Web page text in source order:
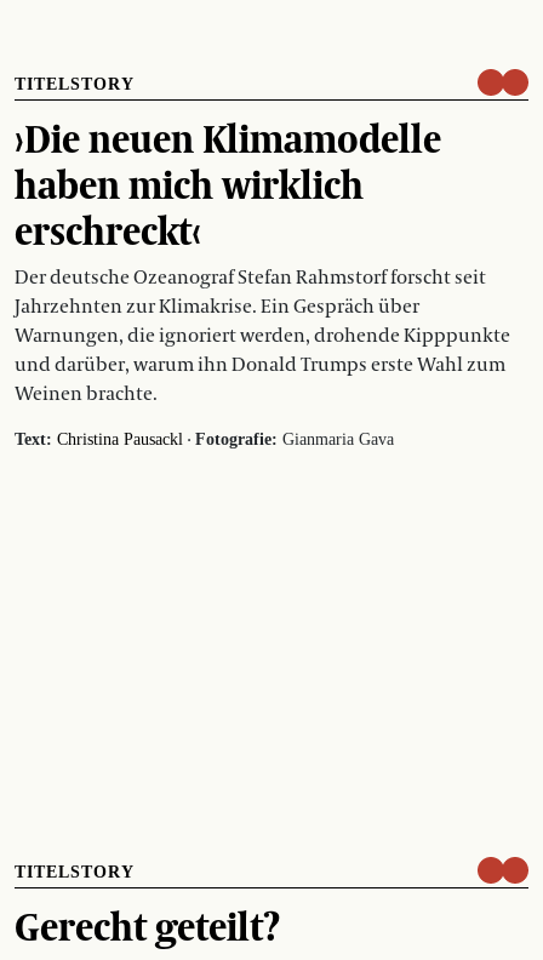
TITELSTORY
›Die neuen Klimamodelle
haben mich wirklich
erschreckt‹
Der deutsche Ozeanograf Stefan Rahmstorf forscht seit
Jahrzehnten zur Klimakrise. Ein Gespräch über
Warnungen, die ignoriert werden, drohende Kipppunkte
und darüber, warum ihn Donald Trumps erste Wahl zum
Weinen brachte.
Text: Christina Pausackl · Fotografie: Gianmaria Gava
TITELSTORY
Gerecht geteilt?